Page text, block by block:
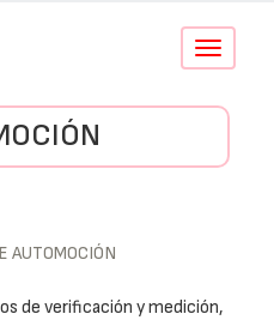
Conmutar
AUTOMOCIÓN
de verificación y medición,